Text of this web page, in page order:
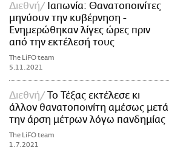
Διεθνή
Ιαπωνία: Θανατοποινίτες
μηνύουν την κυβέρνηση -
Ενημερώθηκαν λίγες ώρες πριν
από την εκτέλεσή τους
The LiFO team
5.11.2021
Διεθνή
Το Τέξας εκτέλεσε κι
άλλον θανατοποινίτη αμέσως μετά
την άρση μέτρων λόγω πανδημίας
The LiFO team
1.7.2021